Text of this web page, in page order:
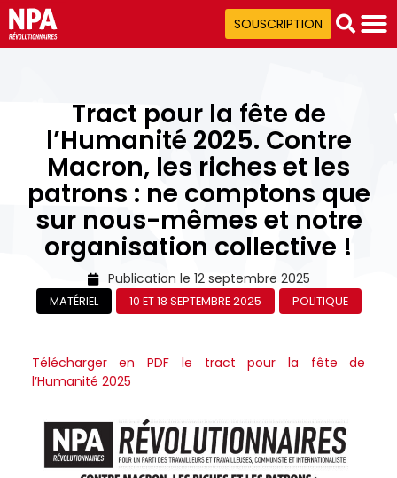
SOUSCRIPTION
Tract pour la fête de
l’Humanité 2025. Contre
Macron, les riches et les
patrons : ne comptons que
sur nous-mêmes et notre
organisation collective !
Publication le 12 septembre 2025
MATÉRIEL 10 ET 18 SEPTEMBRE 2025 POLITIQUE
Télécharger en PDF le tract pour la fête de
l’Humanité 2025